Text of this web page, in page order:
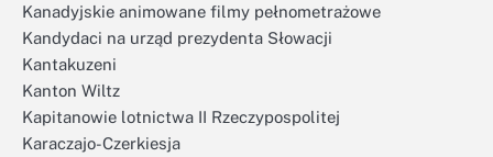
Kanadyjskie animowane filmy pełnometrażowe
Kandydaci na urząd prezydenta Słowacji
Kantakuzeni
Kanton Wiltz
Kapitanowie lotnictwa II Rzeczypospolitej
Karaczajo-Czerkiesja